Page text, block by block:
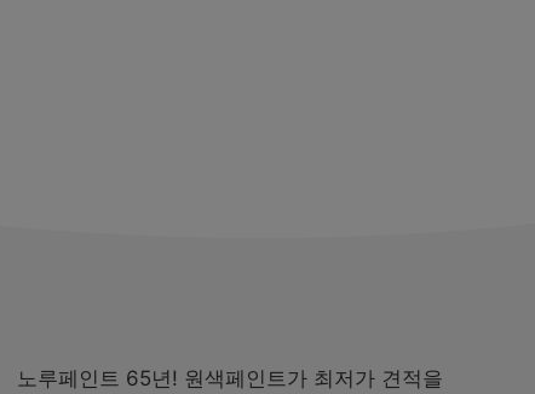
노루페인트 65년! 원색페인트가 최저가 견적을